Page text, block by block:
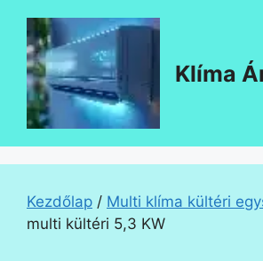
tartalomba
Klíma
Kezdőlap / Multi klíma kültéri
multi kültéri 5,3 KW